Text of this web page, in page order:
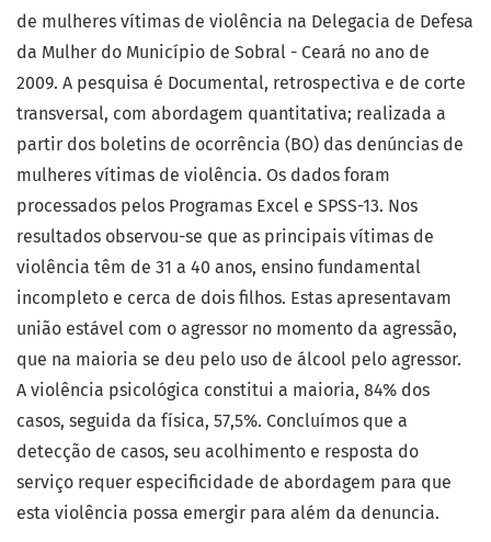
de mulheres vítimas de violência na Delegacia de Defesa
da Mulher do Município de Sobral - Ceará no ano de
2009. A pesquisa é Documental, retrospectiva e de corte
transversal, com abordagem quantitativa; realizada a
partir dos boletins de ocorrência (BO) das denúncias de
mulheres vítimas de violência. Os dados foram
processados pelos Programas Excel e SPSS-13. Nos
resultados observou-se que as principais vítimas de
violência têm de 31 a 40 anos, ensino fundamental
incompleto e cerca de dois filhos. Estas apresentavam
união estável com o agressor no momento da agressão,
que na maioria se deu pelo uso de álcool pelo agressor.
A violência psicológica constitui a maioria, 84% dos
casos, seguida da física, 57,5%. Concluímos que a
detecção de casos, seu acolhimento e resposta do
serviço requer especificidade de abordagem para que
esta violência possa emergir para além da denuncia.